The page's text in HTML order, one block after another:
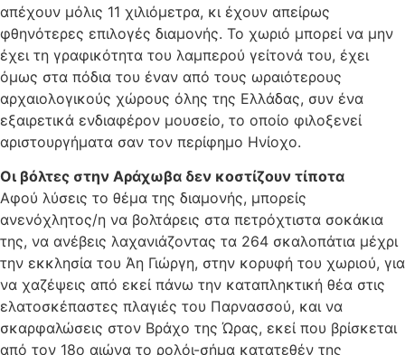
απέχουν μόλις 11 χιλιόμετρα, κι έχουν απείρως
φθηνότερες επιλογές διαμονής. Το χωριό μπορεί να μην
έχει τη γραφικότητα του λαμπερού γείτονά του, έχει
όμως στα πόδια του έναν από τους ωραιότερους
αρχαιολογικούς χώρους όλης της Ελλάδας, συν ένα
εξαιρετικά ενδιαφέρον μουσείο, το οποίο φιλοξενεί
αριστουργήματα σαν τον περίφημο Ηνίοχο.
Οι βόλτες στην Αράχωβα δεν κοστίζουν τίποτα
Αφού λύσεις το θέμα της διαμονής, μπορείς
ανενόχλητος/η να βολτάρεις στα πετρόχτιστα σοκάκια
της, να ανέβεις λαχανιάζοντας τα 264 σκαλοπάτια μέχρι
την εκκλησία του Άη Γιώργη, στην κορυφή του χωριού, για
να χαζέψεις από εκεί πάνω την καταπληκτική θέα στις
ελατοσκέπαστες πλαγιές του Παρνασσού, και να
σκαρφαλώσεις στον Βράχο της Ώρας, εκεί που βρίσκεται
από τον 18ο αιώνα το ρολόι-σήμα κατατεθέν της